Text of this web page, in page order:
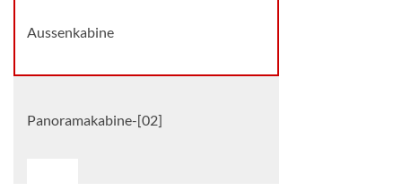
Aussenkabine
Panoramakabine-[02]